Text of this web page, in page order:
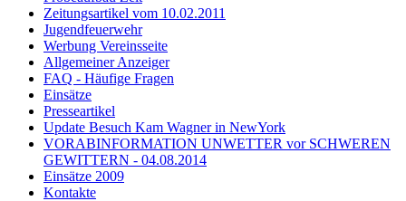
Zeitungsartikel vom 10.02.2011
Jugendfeuerwehr
Werbung Vereinsseite
Allgemeiner Anzeiger
FAQ - Häufige Fragen
Einsätze
Presseartikel
Update Besuch Kam Wagner in NewYork
VORABINFORMATION UNWETTER vor SCHWEREN
GEWITTERN - 04.08.2014
Einsätze 2009
Kontakte